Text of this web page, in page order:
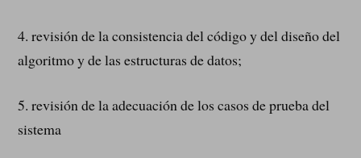
4. revisión de la consistencia del código y del diseño del
algoritmo y de las estructuras de datos;
5. revisión de la adecuación de los casos de prueba del
sistema